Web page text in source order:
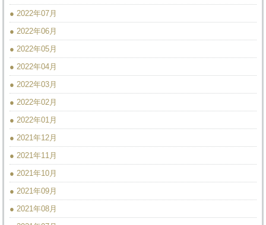
● 2022年07月
● 2022年06月
● 2022年05月
● 2022年04月
● 2022年03月
● 2022年02月
● 2022年01月
● 2021年12月
● 2021年11月
● 2021年10月
● 2021年09月
● 2021年08月